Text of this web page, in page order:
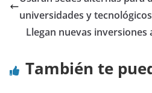
universidades y
Llegan nuevas
También te